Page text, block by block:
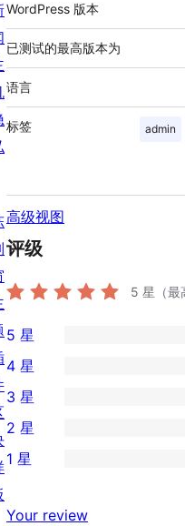
WordPress 版本
已测试的最高版本为
语言
标签 admin
高级视图
评级
5 星（最
10
条
5
星
评
5 星
条
4
星
价
4 星
0
条
3
评
3 星
条
星
2 星
1 星
Your review